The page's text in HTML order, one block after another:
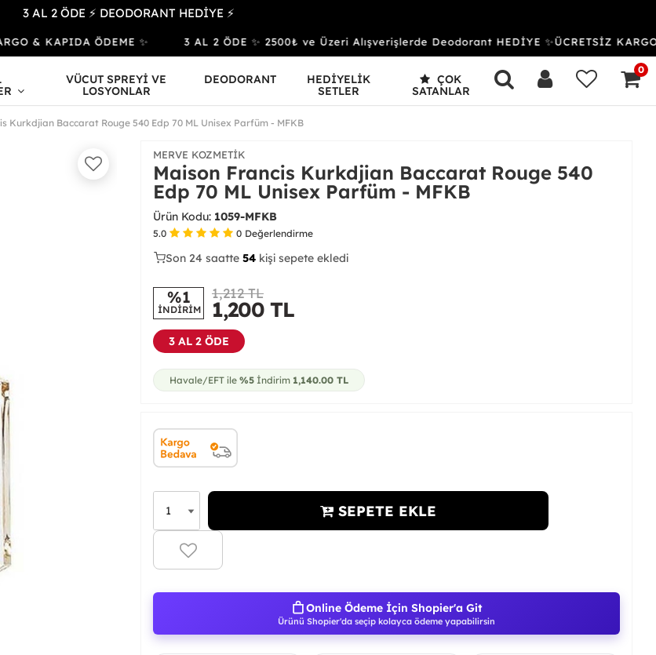
3 AL 2 ÖDE ⚡ DEODORANT HEDİYE ⚡
KAPIDA ÖDEME ✨ 3 AL 2 ÖDE ✨ 2500₺ ve Üzeri Alışverişlerde Deodorant HEDİYE ✨ÜCRETSİZ KARGO &
VÜCUT SPREYİ VE
LOSYONLAR
DEODORANT
HEDİYELİK
SETLER
ÇOK
SATANLAR
0
Kurkdjian Baccarat Rouge 540 Edp 70 ML Unisex Parfüm - MFKB
MERVE KOZMETIK
Maison Francis Kurkdjian Baccarat Rouge 540
Edp 70 ML Unisex Parfüm - MFKB
Ürün Kodu: 1059-MFKB
5.0 0 Değerlendirme
40 56
Son 24 saatte 24 kişi satın aldı
%1
İNDİRİM
1,212 TL
1,200 TL
3 AL 2 ÖDE
Havale/EFT ile %5 İndirim 1,140.00 TL
SEPETE EKLE
Online Ödeme İçin Shopier'a Git
Ürünü Shopier'da seçip kolayca ödeme yapabilirsin